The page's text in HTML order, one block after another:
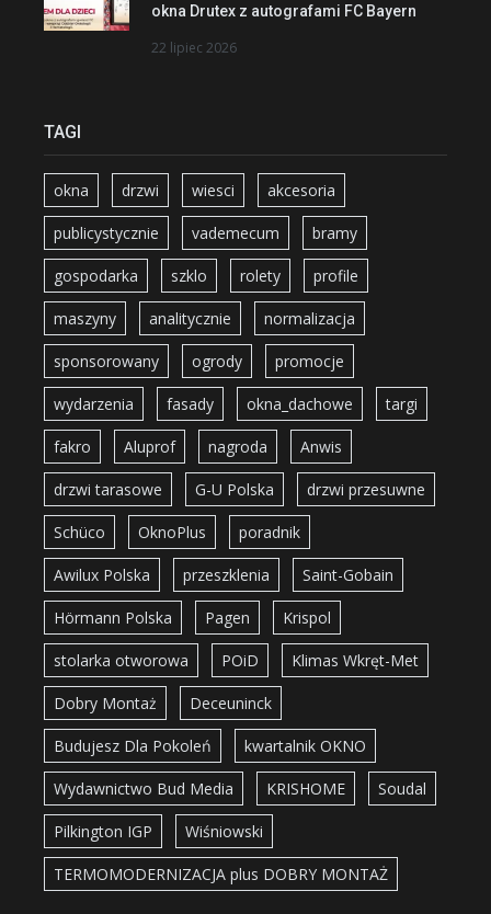
okna Drutex z autografami FC Bayern
22 lipiec 2026
TAGI
okna drzwi wiesci akcesoria
publicystycznie vademecum bramy
gospodarka szklo rolety profile
maszyny analitycznie normalizacja
sponsorowany ogrody promocje
wydarzenia fasady okna_dachowe targi
fakro Aluprof nagroda Anwis
drzwi tarasowe G-U Polska drzwi przesuwne
Schüco OknoPlus poradnik
Awilux Polska przeszklenia Saint-Gobain
Hörmann Polska Pagen Krispol
stolarka otworowa POiD Klimas Wkręt-Met
Dobry Montaż Deceuninck
Budujesz Dla Pokoleń kwartalnik OKNO
Wydawnictwo Bud Media KRISHOME Soudal
Pilkington IGP Wiśniowski
TERMOMODERNIZACJA plus DOBRY MONTAŻ